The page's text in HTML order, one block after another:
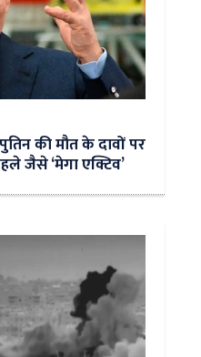
की मौत के दावों पर
जैसे ‘मेगा एक्टिव’